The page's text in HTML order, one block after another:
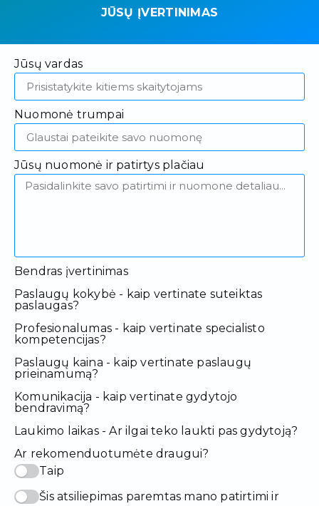
JŪSŲ ĮVERTINIMAS
Jūsų vardas
Nuomonė trumpai
Jūsų nuomonė ir patirtys plačiau
Bendras įvertinimas
Paslaugų kokybė - kaip vertinate suteiktas
paslaugas?
Profesionalumas - kaip vertinate specialisto
kompetencijas?
Paslaugų kaina - kaip vertinate paslaugų
prieinamumą?
Komunikacija - kaip vertinate gydytojo
bendravimą?
Laukimo laikas - Ar ilgai teko laukti pas gydytoją?
Ar rekomenduotumėte draugui?
Taip
Šis atsiliepimas paremtas mano patirtimi ir